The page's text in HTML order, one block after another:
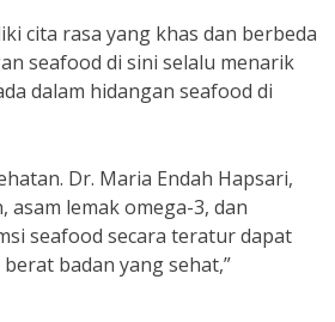
cita rasa yang khas dan berbeda
seafood di sini selalu menarik
dalam hidangan seafood di
Dr. Maria Endah Hapsari,
lemak omega-3, dan
seafood secara teratur dapat
badan yang sehat,”